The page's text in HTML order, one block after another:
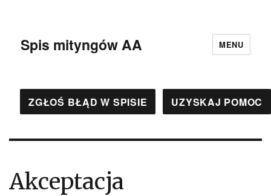
Spis mityngów AA MENU
ZGŁOŚ BŁĄD W SPISIE UZYSKAJ POMOC
Akceptacja